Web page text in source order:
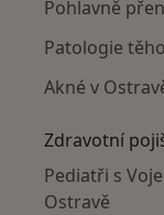
Pohlavně
Patologie
Akné v
Zdravotní
Pediatři s
Ostravě